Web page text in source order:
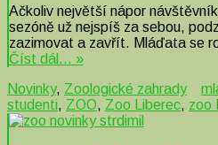
Ačkoliv největší nápor
sezóně už nejspíš za sebou,
zazimovat a zavřít. Mláďata se
Číst dál… »
Novinky, Zoologické zahrady
studenti, ZOO, Zoo Liberec, zoo